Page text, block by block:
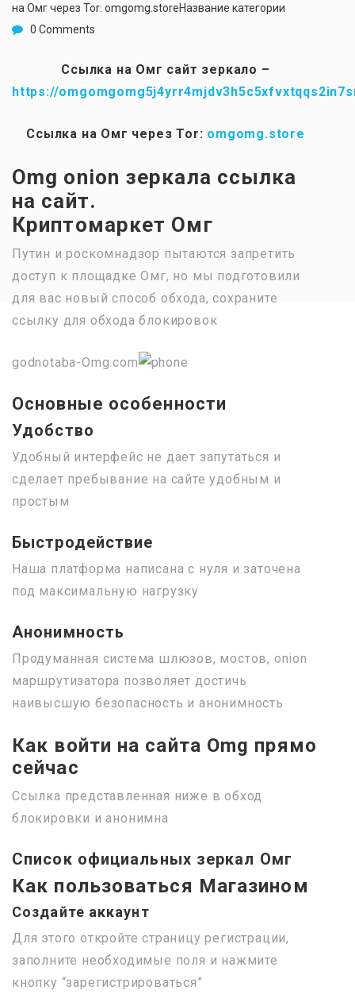
на Омг через Tor: omgomg.storeНазвание категории
0 Comments
Ссылка на Омг сайт зеркало –
https://
Ссылка на Омг через Tor: omgomg.store
Omg onion зеркала ссылка
на сайт.
Криптомаркет Омг
Путин и роскомнадзор пытаются запретить
доступ к площадке Омг, но мы подготовили
для вас новый способ обхода, сохраните
ссылку для обхода блокировок
godnotaba-Omg.com
Основные особенности
Удобство
Удобный интерфейс не дает запутаться и
сделает пребывание на сайте удобным и
простым
Быстродействие
Наша платформа написана с нуля и заточена
под максимальную нагрузку
Анонимность
Продуманная система шлюзов, мостов, onion
маршрутизатора позволяет достичь
наивысшую безопасность и анонимность
Как войти на сайта Omg прямо
сейчас
Ссылка представленная ниже в обход
блокировки и анонимна
Список официальных зеркал Омг
Как пользоваться Магазином
Создайте аккаунт
Для этого откройте страницу регистрации,
заполните необходимые поля и нажмите
кнопку “зарегистрироваться”